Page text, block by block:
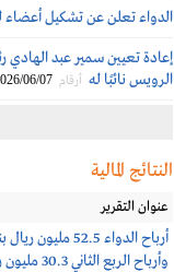
الدواء تعلن عن تشكيل أعضاء
إعادة تعيين سمير عبد الهادي
الرويس نائبًا له أرقام 06/07
النتائج المالية
عنوان التقرير
وأرباح الربع الثاني 30.3 مليون ريال (-65%)